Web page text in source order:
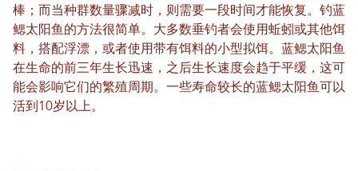
棒；而当种群数量骤减时，则需要一段时间才能恢复。钓蓝
鳃太阳鱼的方法很简单。大多数垂钓者会使用蚯蚓或其他饵
料，搭配浮漂，或者使用带有饵料的小型拟饵。蓝鳃太阳鱼
在生命的前三年生长迅速，之后生长速度会趋于平缓，这可
能会影响它们的繁殖周期。一些寿命较长的蓝鳃太阳鱼可以
活到10岁以上。